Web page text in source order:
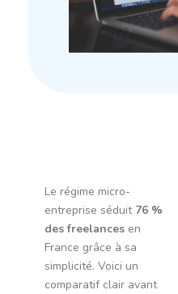
Le régime micro-
entreprise séduit 76 %
des freelancesen
France grâce à sa
simplicité. Voici un
comparatif clair avant